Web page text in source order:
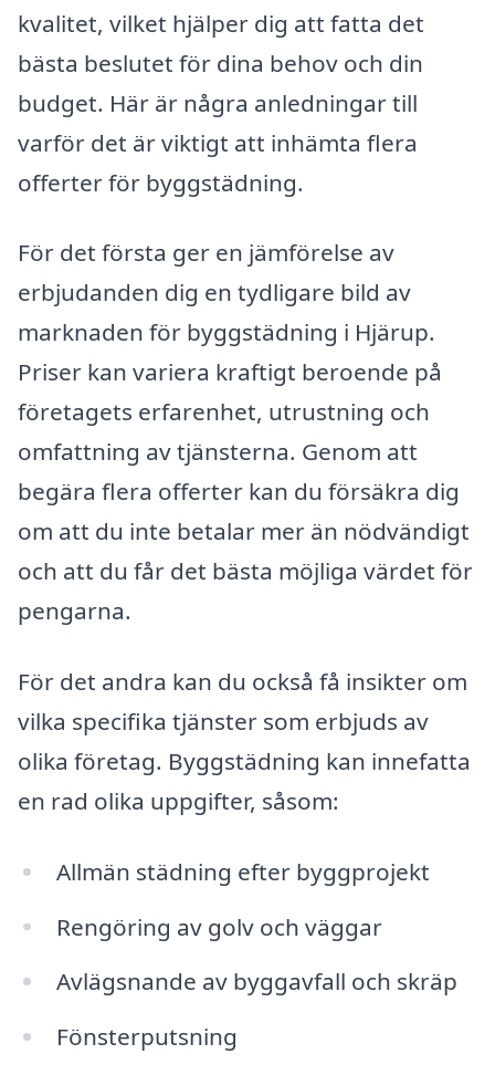
kvalitet, vilket hjälper dig att fatta det
bästa beslutet för dina behov och din
budget. Här är några anledningar till
varför det är viktigt att inhämta flera
offerter för byggstädning.
För det första ger en jämförelse av
erbjudanden dig en tydligare bild av
marknaden för byggstädning i Hjärup.
Priser kan variera kraftigt beroende på
företagets erfarenhet, utrustning och
omfattning av tjänsterna. Genom att
begära flera offerter kan du försäkra dig
om att du inte betalar mer än nödvändigt
och att du får det bästa möjliga värdet för
pengarna.
För det andra kan du också få insikter om
vilka specifika tjänster som erbjuds av
olika företag. Byggstädning kan innefatta
en rad olika uppgifter, såsom:
Allmän städning efter byggprojekt
Rengöring av golv och väggar
Avlägsnande av byggavfall och skräp
Fönsterputsning